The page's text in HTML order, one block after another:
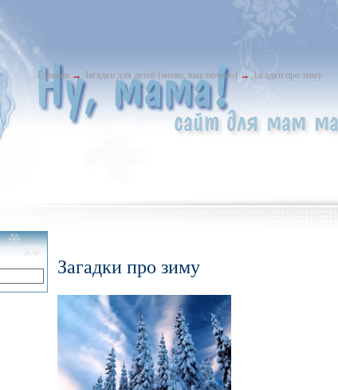
Главная → Загадки для детей (меню, выключено) → Загадки про зиму
Загадки про зиму